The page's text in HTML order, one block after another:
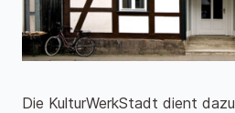
Die KulturWerkStadt dient